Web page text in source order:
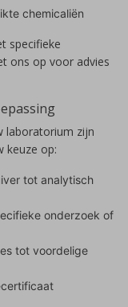
chemicaliën
specifieke
ons op voor advies
laboratorium zijn
keuze op:
tot analytisch
onderzoek of
tot voordelige